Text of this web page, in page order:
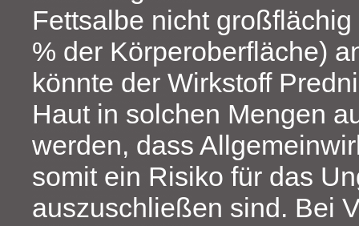
Fettsalbe nicht
% der Körperoberfläche)
könnte der Wirkstoff
Haut in solchen Mengen
werden, dass
somit ein Risiko für das
auszuschließen sind. Bei